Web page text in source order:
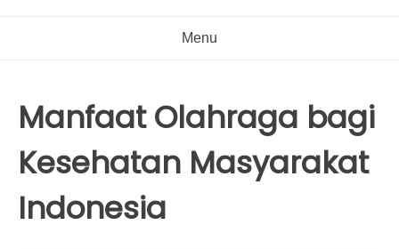
Menu
Manfaat Olahraga bagi
Kesehatan Masyarakat
Indonesia